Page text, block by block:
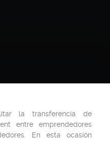
la transferencia de
entre emprendedores
En esta ocasión